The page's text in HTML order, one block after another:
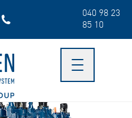
040 98 23
85 10
Toggle
navigation